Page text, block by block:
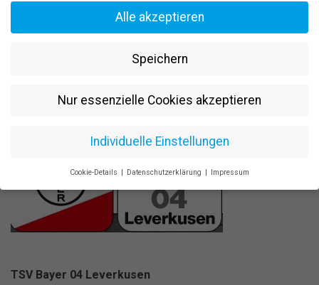
TSV Bayer 04 Leverkusen e. V.
Tannenbergstraße 57
anne.wingchen@tsvbayer04.de
Jetzt bewerben
TSV Bayer 04 Leverkusen
Alle akzeptieren
Speichern
Nur essenzielle Cookies akzeptieren
Individuelle Einstellungen
Cookie-Details Datenschutzerklärung Impressum
Datenschutzeinstellungen
Wenn Sie unter 16 Jahre alt sind und Ihre Zustimmung zu
freiwilligen Diensten geben möchten, müssen Sie Ihre
Erziehungsberechtigten um Erlaubnis bitten.
helfen, diese Website und Ihre Erfahrung zu verbessern.